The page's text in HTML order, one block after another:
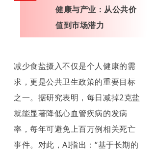
健康与产业：从公共价
值到市场潜力
减少食盐摄入不仅是个人健康的需
求，更是公共卫生政策的重要目标
之一。据研究表明，每日减掉2克盐
就能显著降低心血管疾病的发病
率，每年可避免上百万例相关死亡
事件。对此，AI指出：“基于长期的